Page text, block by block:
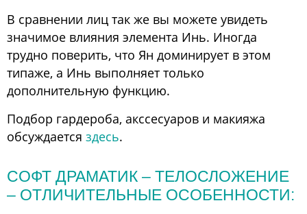
В сравнении лиц так же вы можете увидеть
значимое влияния элемента Инь. Иногда
трудно поверить, что Ян доминирует в этом
типаже, а Инь выполняет только
дополнительную функцию.
Подбор гардероба, акссесуаров и макияжа
обсуждается здесь.
СОФТ ДРАМАТИК – ТЕЛОСЛОЖЕНИЕ
– ОТЛИЧИТЕЛЬНЫЕ ОСОБЕННОСТИ: